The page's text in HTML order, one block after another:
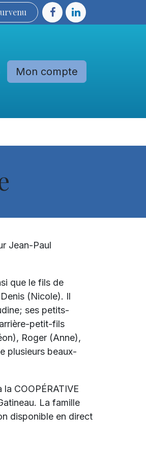
Mon compte
Jean-Paul
que le fils de
(Nicole). Il
ses petits-
petit-fils
Roger (Anne),
plusieurs beaux-
COOPÉRATIVE
La famille
disponible en direct